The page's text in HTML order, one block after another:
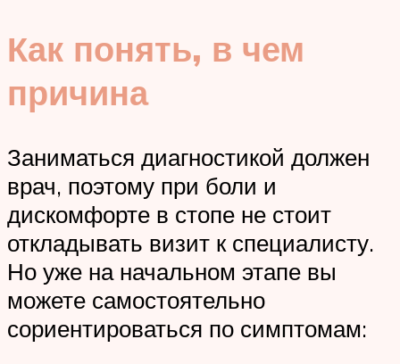
Как понять, в чем
причина
Заниматься диагностикой должен
врач, поэтому при боли и
дискомфорте в стопе не стоит
откладывать визит к специалисту.
Но уже на начальном этапе вы
можете самостоятельно
сориентироваться по симптомам: